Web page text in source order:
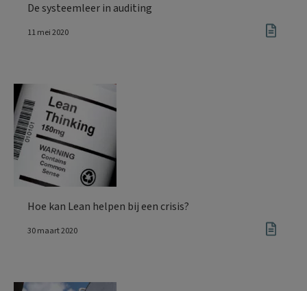
De systeemleer in auditing
11 mei 2020
Hoe kan Lean helpen bij een crisis?
30 maart 2020